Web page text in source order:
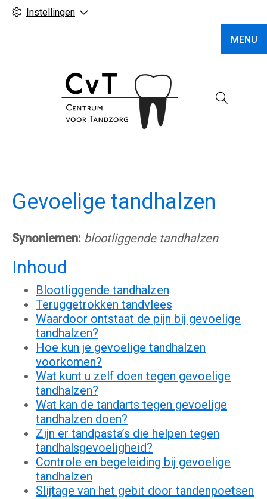
Instellingen
MENU
Gevoelige tandhalzen
Synoniemen: blootliggende tandhalzen
Inhoud
Blootliggende tandhalzen
Teruggetrokken tandvlees
Waardoor ontstaat de pijn bij gevoelige
tandhalzen?
Hoe kun je gevoelige tandhalzen
voorkomen?
Wat kunt u zelf doen tegen gevoelige
tandhalzen?
Wat kan de tandarts tegen gevoelige
tandhalzen doen?
Zijn er tandpasta’s die helpen tegen
tandhalsgevoeligheid?
Controle en begeleiding bij gevoelige
tandhalzen
Slijtage van het gebit door tandenpoetsen